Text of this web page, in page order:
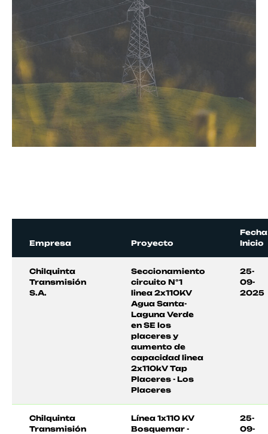
Empresa Proyecto
Fecha
Inicio
Chilquinta
Transmisión
S.A.
Seccionamiento
circuito N°1
linea 2x110KV
Agua Santa-
Laguna Verde
en SE los
placeres y
aumento de
capacidad linea
2x110kV Tap
Placeres - Los
Placeres
25-
09-
2025
Chilquinta
Transmisión
Línea 1x110 KV
Bosquemar -
25-
09-